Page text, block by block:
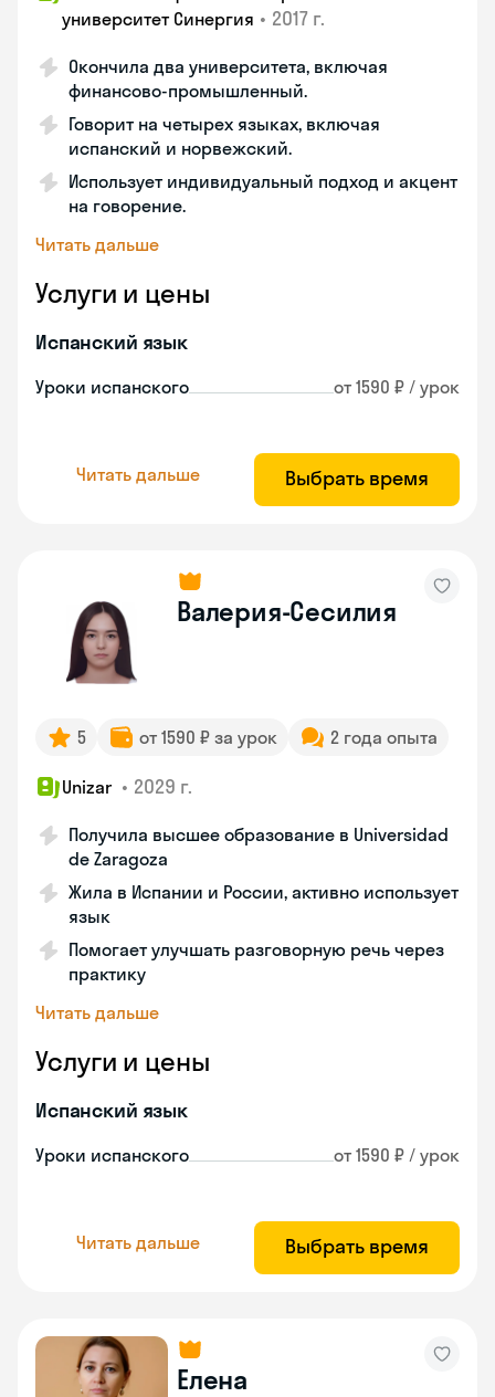
университет Синергия • 2017 г.
Окончила два университета, включая
финансово-промышленный.
Говорит на четырех языках, включая
испанский и норвежский.
Использует индивидуальный подход и акцент
на говорение.
Читать дальше
Услуги и цены
Испанский язык
Уроки испанского от 1590 ₽ / урок
Читать дальше Выбрать время
Валерия-Сесилия
5 от 1590 ₽ за урок 2 года опыта
Unizar • 2029 г.
Получила высшее образование в Universidad
de Zaragoza
Жила в Испании и России, активно использует
язык
Помогает улучшать разговорную речь через
практику
Читать дальше
Услуги и цены
Испанский язык
Уроки испанского от 1590 ₽ / урок
Читать дальше Выбрать время
Елена